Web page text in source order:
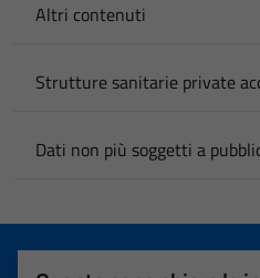
Altri contenuti
Strutture sanitarie private
Dati non più soggetti a